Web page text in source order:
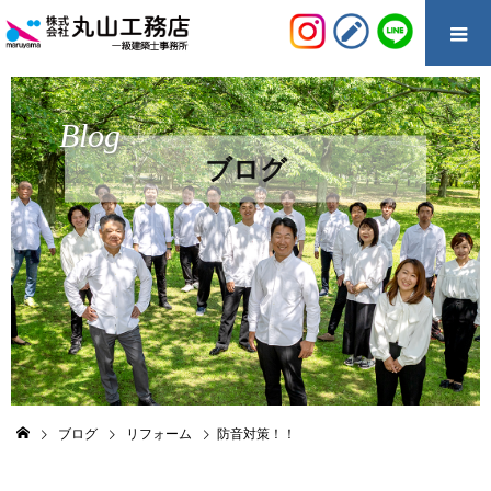
ブログ
Blog
ブログ リフォーム 防音対策！！